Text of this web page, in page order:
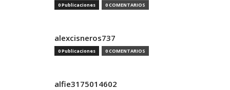
0 Publicaciones 0 COMENTARIOS
alexcisneros737
0 Publicaciones 0 COMENTARIOS
alfie3175014602